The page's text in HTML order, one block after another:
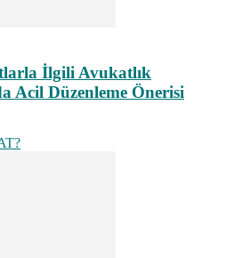
İlgili Avukatlık
Acil Düzenleme Önerisi